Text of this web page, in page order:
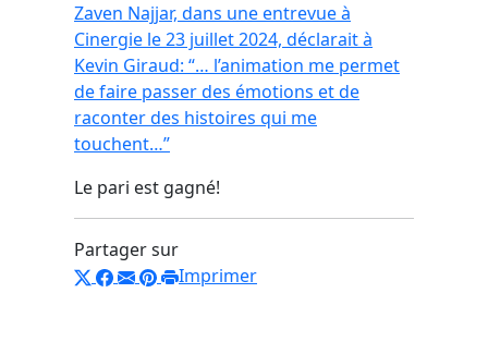
Zaven Najjar, dans une entrevue à
Cinergie le 23 juillet 2024, déclarait à
Kevin Giraud: “… l’animation me permet
de faire passer des émotions et de
raconter des histoires qui me
touchent…”
Le pari est gagné!
Partager sur
Imprimer